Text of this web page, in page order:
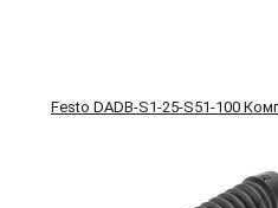
Festo DADB-S1-25-S51-100